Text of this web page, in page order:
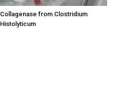
Collagenase from Clostridium
Histolyticum